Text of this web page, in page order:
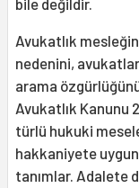
bile değildir.
Avukatlık
nedenini,
arama
Avukatlık Kanunu
türlü hukuki
hakkaniyete
tanımlar. Adalete